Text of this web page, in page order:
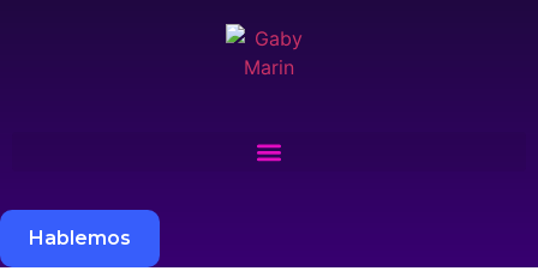
Hablemos